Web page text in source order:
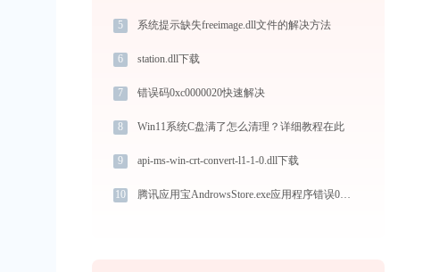
5 系统提示缺失freeimage.dll文件的解决方法
6 station.dll下载
7 错误码0xc0000020快速解决
8 Win11系统C盘满了怎么清理？详细教程在此
9 api-ms-win-crt-convert-l1-1-0.dll下载
10 腾讯应用宝AndrowsStore.exe应用程序错误0xc000007b解决方法